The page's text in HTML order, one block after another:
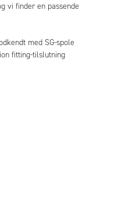
vi finder en passende
med SG-spole
fitting-tilslutning